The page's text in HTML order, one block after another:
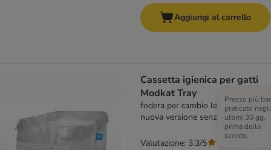
Aggiungi al carrello
Cassetta igienica per gatti
Modkat Tray
fodera per cambio lettiera (3 pz) -
nuova versione senza gancio
Prezzo più
praticato negli
ultimi 30 gg,
prima dello
sconto.
Valutazione: 3.3/5